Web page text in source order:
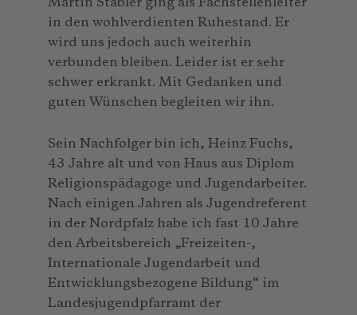
in den wohlverdienten Ruhestand. Er
wird uns jedoch auch weiterhin
verbunden bleiben. Leider ist er sehr
schwer erkrankt. Mit Gedanken und
guten Wünschen begleiten wir ihn.
Sein Nachfolger bin ich, Heinz Fuchs,
43 Jahre alt und von Haus aus Diplom
Religionspädagoge und Jugendarbeiter.
Nach einigen Jahren als Jugendreferent
in der Nordpfalz habe ich fast 10 Jahre
den Arbeitsbereich „Freizeiten-,
Internationale Jugendarbeit und
Entwicklungsbezogene Bildung“ im
Landesjugendpfarramt der